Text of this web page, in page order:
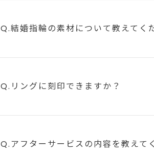
Q.結婚指輪の素材について教えてく
Q.リングに刻印できますか？
Q.アフターサービスの内容を教えて